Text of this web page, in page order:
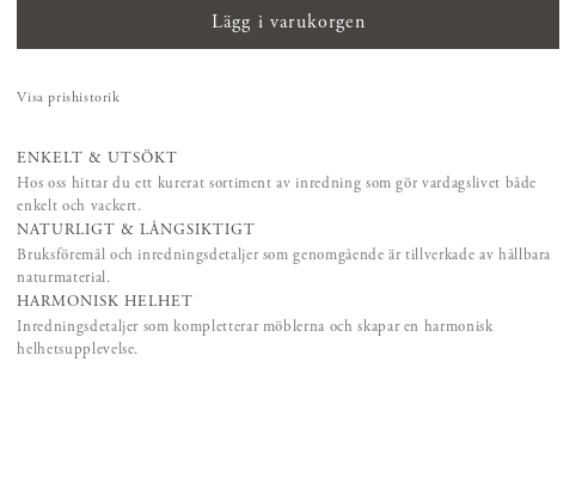
Lägg i varukorgen
Visa prishistorik
ENKELT & UTSÖKT
Hos oss hittar du ett kurerat sortiment av inredning som gör vardagslivet både
enkelt och vackert.
NATURLIGT & LÅNGSIKTIGT
Bruksföremål och inredningsdetaljer som genomgående är tillverkade av hållbara
naturmaterial.
HARMONISK HELHET
Inredningsdetaljer som kompletterar möblerna och skapar en harmonisk
helhetsupplevelse.